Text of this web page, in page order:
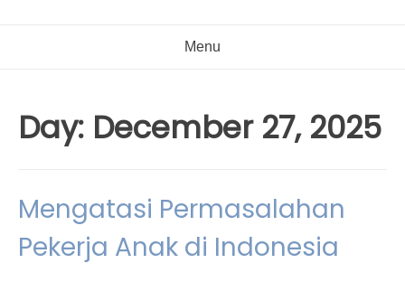
Menu
Day: December 27, 2025
Mengatasi Permasalahan
Pekerja Anak di Indonesia